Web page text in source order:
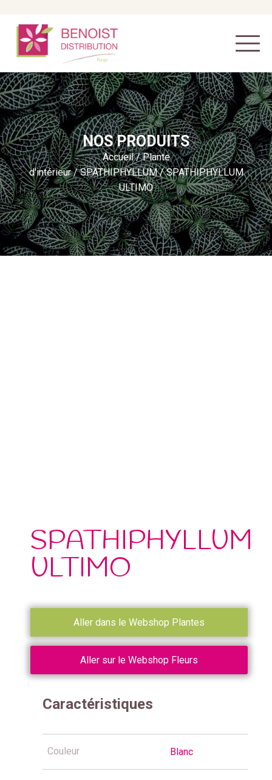
NOS PRODUITS
Accueil/Plante
d'intérieur/SPATHIPHYLLUM/ SPATHIPHYLLUM
ULTIMO
SPATHIPHYLLUM
ULTIMO
Aller dans le Webshop Plantes
Aller sur le Webshop Fleurs
Caractéristiques
Couleur Blanc